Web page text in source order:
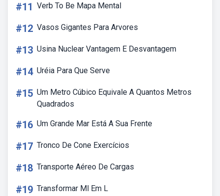
#11 Verb To Be Mapa Mental
#12 Vasos Gigantes Para Arvores
#13 Usina Nuclear Vantagem E Desvantagem
#14 Uréia Para Que Serve
#15 Um Metro Cúbico Equivale A Quantos Metros
Quadrados
#16 Um Grande Mar Está A Sua Frente
#17 Tronco De Cone Exercícios
#18 Transporte Aéreo De Cargas
#19 Transformar Ml Em L